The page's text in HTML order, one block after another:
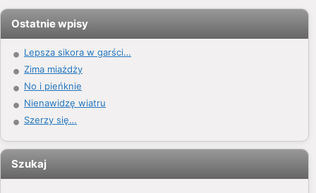
Ostatnie wpisy
Lepsza sikora w garści…
Zima miażdży
No i pieńknie
Nienawidzę wiatru
Szerzy się…
Szukaj